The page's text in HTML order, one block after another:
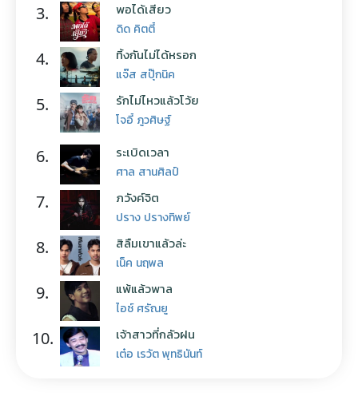
3. พอได้เสียว
ดิด คิตตี้
4. ทิ้งกันไม่ได้หรอก
แจ๊ส สปุ๊กนิค
5. รักไม่ไหวแล้วโว้ย
โจอี้ ภูวศิษฐ์
6. ระเบิดเวลา
ศาล สานศิลป์
7. ภวังค์จิต
ปราง ปรางทิพย์
8. สิลืมเขาแล้วล่ะ
เน็ค นฤพล
9. แพ้แล้วพาล
ไอซ์ ศรัณยู
10. เจ้าสาวที่กลัวฝน
เต๋อ เรวัต พุทธินันท์